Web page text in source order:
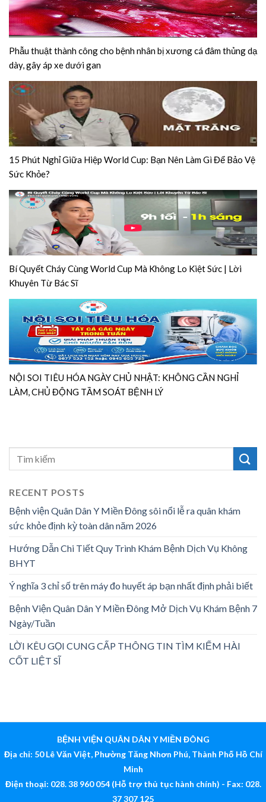
Phẫu thuật thành công cho bệnh nhân bị xương cá đâm thủng dạ
dày, gây áp xe dưới gan
15 Phút Nghỉ Giữa Hiệp World Cup: Bạn Nên Làm Gì Để Bảo Vệ
Sức Khỏe?
Bí Quyết Cháy Cùng World Cup Mà Không Lo Kiệt Sức | Lời
Khuyên Từ Bác Sĩ
NỘI SOI TIÊU HÓA NGÀY CHỦ NHẬT: KHÔNG CẦN NGHỈ
LÀM, CHỦ ĐỘNG TẦM SOÁT BỆNH LÝ
RECENT POSTS
Bệnh viện Quân Dân Y Miền Đông sôi nổi lễ ra quân khám
sức khỏe định kỳ toàn dân năm 2026
Hướng Dẫn Chi Tiết Quy Trình Khám Bệnh Dịch Vụ Không
BHYT
Ý nghĩa 3 chỉ số trên máy đo huyết áp bạn nhất định phải biết
Bệnh Viện Quân Dân Y Miền Đông Mở Dịch Vụ Khám Bệnh 7
Ngày/Tuần
LỜI KÊU GỌI CUNG CẤP THÔNG TIN TÌM KIẾM HÀI
CỐT LIỆT SĨ
BỆNH VIỆN QUÂN DÂN Y MIỀN ĐÔNG
Địa chỉ: 50 Lê Văn Việt, Phường Tăng Nhơn Phú, Thành Phố Hồ Chí
Minh
Điện thoại: 028. 38 960 054 (Hỗ trợ thủ tục hành chính) - Fax: 028.
37 307 125